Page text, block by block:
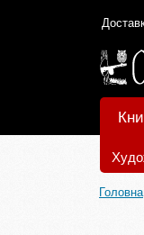
Головна